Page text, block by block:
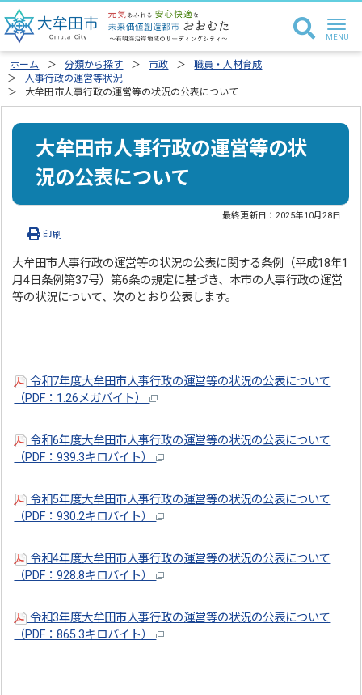
ホーム 分類から探す 市政
職員・人材育成
人事行政の運営等状況
大牟田市人事行政の運営等の状況の公表について
大牟田市人事行政の運営等の状
況の公表について
最終更新日：2025年10月28日
印刷
大牟田市人事行政の運営等の状況の公表に関する条例（平成18年1
月4日条例第37号）第6条の規定に基づき、本市の人事行政の運営
等の状況について、次のとおり公表します。
令和7年度大牟田市人事行政の運営等の状況の公表について
（PDF：1.26メガバイト）
令和6年度大牟田市人事行政の運営等の状況の公表について
（PDF：939.3キロバイト）
令和5年度大牟田市人事行政の運営等の状況の公表について
（PDF：930.2キロバイト）
令和4年度大牟田市人事行政の運営等の状況の公表について
（PDF：928.8キロバイト）
令和3年度大牟田市人事行政の運営等の状況の公表について
（PDF：865.3キロバイト）